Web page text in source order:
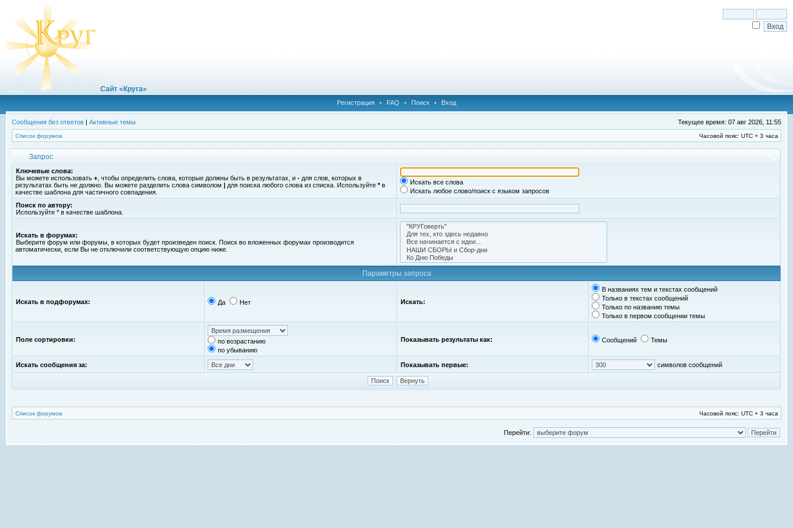
Сайт «Круга»
Регистрация • FAQ • Поиск • Вход
Сообщения без ответов | Активные темы Текущее время: 07 авг 2026, 11:55
Список форумов Часовой пояс: UTC + 3 часа
Запрос
Ключевые слова:
Вы можете использовать + , чтобы определить слова, которые должны быть в результатах, и - для слов, которых в
результатах быть не должно. Вы можете разделить слова символом | для поиска любого слова из списка. Используйте *в
качестве шаблона для частичного совпадения.
Искать все слова
Искать любое слово/поиск с языком запросов
Поиск по автору:
Используйте * в качестве шаблона.
Искать в форумах:
Выберите форум или форумы, в которых будет произведен поиск. Поиск во вложенных форумах производится
автоматически, если Вы не отключили соответствующую опцию ниже.
Параметры запроса
Искать в подфорумах: Да Нет Искать:
В названиях тем и текстах сообщений
Только в текстах сообщений
Только по названию темы
Только в первом сообщении темы
Поле сортировки:
по возрастанию
по убыванию
Показывать результаты как: Сообщений Темы
Искать сообщения за: Показывать первые: символов сообщений
Список форумов Часовой пояс: UTC + 3 часа
Перейти: